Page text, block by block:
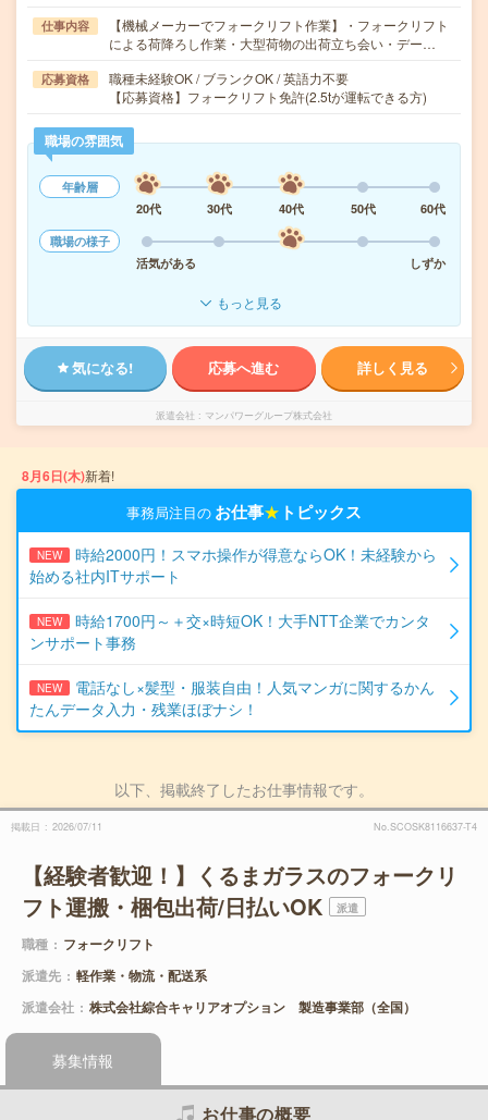
仕事内容
【機械メーカーでフォークリフト作業】・フォークリフト
による荷降ろし作業・大型荷物の出荷立ち会い・デー…
応募資格
職種未経験OK / ブランクOK / 英語力不要
【応募資格】フォークリフト免許(2.5tが運転できる方)
職場の雰囲気
年齢層
20代
30代 40代 50代
60代
職場の様子
活気がある
しずか
もっと見る
気になる! 応募へ進む 詳しく見る
派遣会社 マンパワーグループ株式会社
8月6日(木)新着!
事務局注目の お仕事★ トピックス
NEW
時給2000円！スマホ操作が得意ならOK！未経験から
始める社内ITサポート
NEW
時給1700円～＋交×時短OK！大手NTT企業でカンタ
ンサポート事務
NEW
電話なし×髪型・服装自由！人気マンガに関するかん
たんデータ入力・残業ほぼナシ！
以下、掲載終了したお仕事情報です。
掲載日 2026/07/11 No.SCOSK8116637-T4
【経験者歓迎！】くるまガラスのフォークリ
フト運搬・梱包出荷/日払いOK
派遣
職種
フォークリフト
派遣先
軽作業・物流・配送系
派遣会社
株式会社綜合キャリアオプション 製造事業部（全国）
募集情報
お仕事の概要